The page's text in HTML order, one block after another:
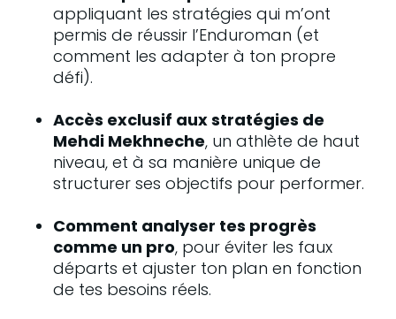
appliquant les stratégies qui m’ont
permis de réussir l’Enduroman (et
comment les adapter à ton propre
défi).
Accès exclusif aux stratégies de
Mehdi Mekhneche, un athlète de haut
niveau, et à sa manière unique de
structurer ses objectifs pour performer.
Comment analyser tes progrès
comme un pro, pour éviter les faux
départs et ajuster ton plan en fonction
de tes besoins réels.